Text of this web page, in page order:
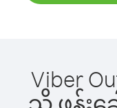
Viber